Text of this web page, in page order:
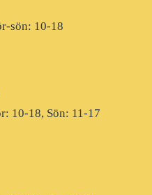
sön: 10-18
10-18, Sön: 11-17